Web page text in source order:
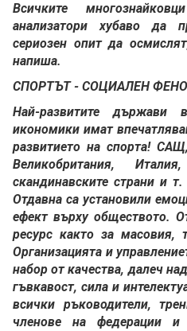
Всичките
анализатори хубаво да
сериозен опит да
напиша.
СПОРТЪТ - СОЦИАЛЕН
Най-развитите държави
икономики имат
развитието на спорта!
Великобритания,
скандинавските страни и
Отдавна са установили
ефект върху обществото.
ресурс както за масовия,
Организацията и
набор от качества, далеч
гъвкавост, сила и
всички ръководители,
членове на федерации